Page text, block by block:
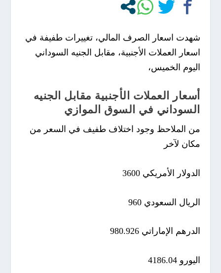
شهدت اسعار الصرف المالي، تغييرات طفيفة في
اسعار العملات الأجنبية، مقابل الجنيه السوداني
اليوم الخميس،
أسعار العملات الأجنبية مقابل الجنيه
السوداني في السوق الموازي
من الملاحظ وجود اختلاف طفيف في السعر من
مكان لآخر
الدولار الأمريكي 3600
الريال السعودي 960
الدرهم الإماراتي 980.926
اليورو 4186.04